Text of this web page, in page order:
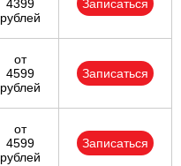
4399
рублей
Записаться
от
4599
рублей
Записаться
от
4599
рублей
Записаться